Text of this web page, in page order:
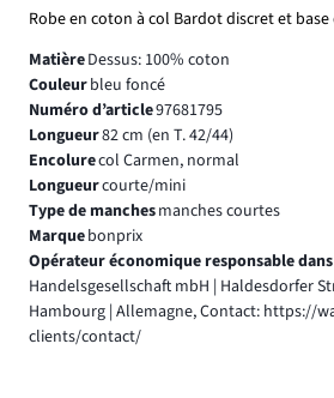
Robe en coton à col Bardot discret et base
MatièreDessus: 100% coton
Couleurbleu foncé
Numéro d’article97681795
Longueur82 cm (en T. 42/44)
Encolurecol Carmen, normal
Longueurcourte/mini
Type de manchesmanches courtes
Marquebonprix
Opérateur économique responsable dans
Handelsgesellschaft mbH | Haldesdorfer
Hambourg | Allemagne, Contact: https://
clients/contact/